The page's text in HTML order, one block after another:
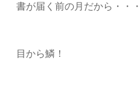
書が届く前の月だから・・・
目から鱗！